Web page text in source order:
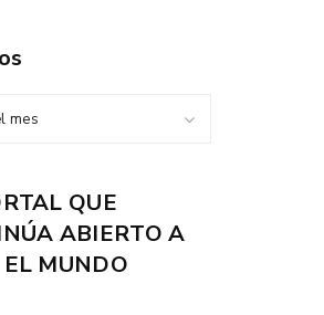
mes
QUE
ABIERTO A
MUNDO